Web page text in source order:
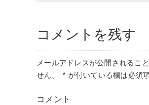
コメントを残す
メールアドレスが公開されるこ
せん。
* が付いている欄は必須
コメント